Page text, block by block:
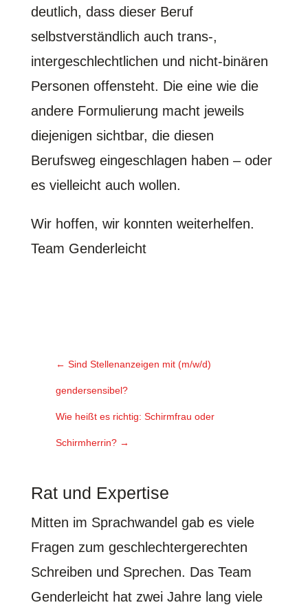
deutlich, dass dieser Beruf
selbstverständlich auch trans-,
intergeschlechtlichen und nicht-binären
Personen offensteht. Die eine wie die
andere Formulierung macht jeweils
diejenigen sichtbar, die diesen
Berufsweg eingeschlagen haben – oder
es vielleicht auch wollen.
Wir hoffen, wir konnten weiterhelfen.
Team Genderleicht
← Sind Stellenanzeigen mit (m/w/d)
gendersensibel?
Wie heißt es richtig: Schirmfrau oder
Schirmherrin?→
Rat und Expertise
Mitten im Sprachwandel gab es viele
Fragen zum geschlechtergerechten
Schreiben und Sprechen. Das Team
Genderleicht hat zwei Jahre lang viele